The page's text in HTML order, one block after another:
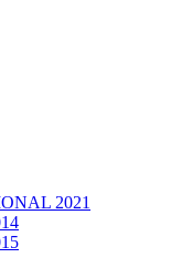
2021